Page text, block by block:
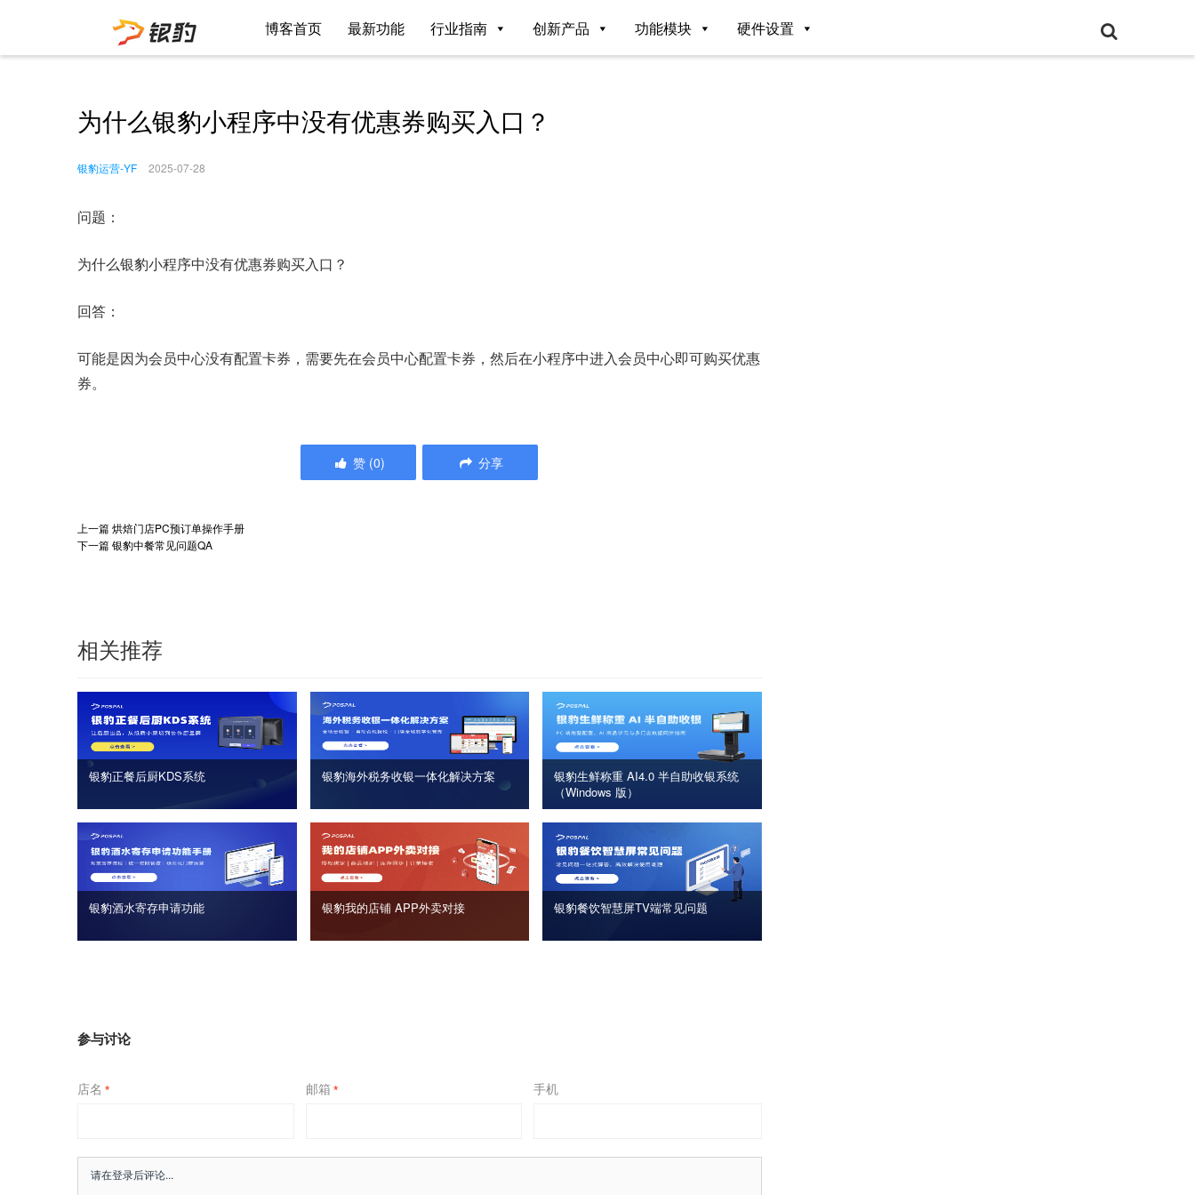
博客首页 最新功能 行业指南 创新产品 功能模块 硬件设置
为什么银豹小程序中没有优惠券购买入口？
银豹运营-YF 2025-07-28
问题：
为什么银豹小程序中没有优惠券购买入口？
回答：
可能是因为会员中心没有配置卡券，需要先在会员中心配置卡券，然后在小程序中进入会员中心即可购买优惠
券。
赞 (0) 分享
上一篇烘焙门店PC预订单操作手册
下一篇银豹中餐常见问题QA
相关推荐
银豹正餐后厨KDS系统 银豹海外税务收银一体化解决方案
银豹生鲜称重 AI4.0 半自助收银系统
（Windows 版）
银豹酒水寄存申请功能 银豹我的店铺 APP外卖对接 银豹餐饮智慧屏TV端常见问题
参与讨论
店名 * 邮箱 * 手机